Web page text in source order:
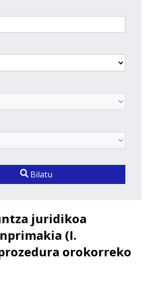
Bilatu
juridikoa
(I.
orokorreko